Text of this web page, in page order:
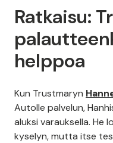
Ratkaisu:
helppoa
Kun Trustmaryn
Autolle palvelun,
aluksi varauksella. He
kyselyn, mutta itse